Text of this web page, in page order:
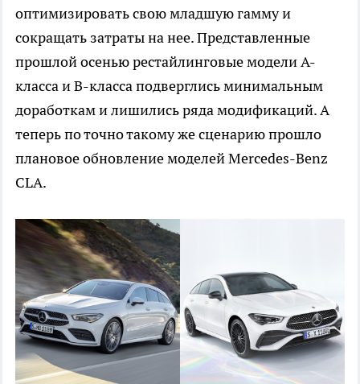
оптимизировать свою младшую гамму и
сокращать затраты на нее. Представленные
прошлой осенью рестайлинговые модели A-
класса и B-класса подверглись минимальным
доработкам и лишились ряда модификаций. А
теперь по точно такому же сценарию прошло
плановое обновление моделей Mercedes-Benz
CLA.